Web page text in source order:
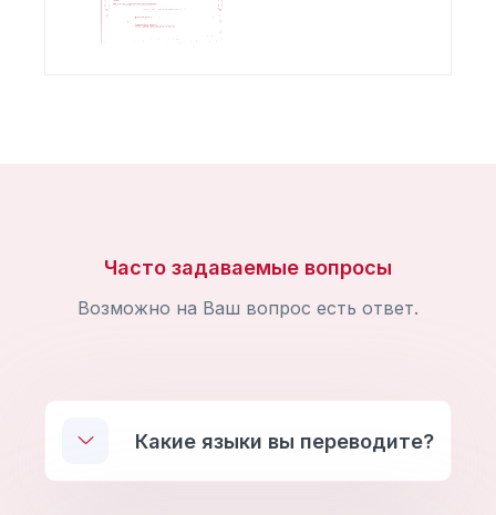
Часто задаваемые вопросы
Возможно на Ваш вопрос есть ответ.
Какие языки вы переводите?